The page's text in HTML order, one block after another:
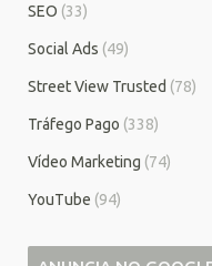
SEO (33)
Social Ads (49)
Street View Trusted (78)
Tráfego Pago (338)
Vídeo Marketing (74)
YouTube (94)